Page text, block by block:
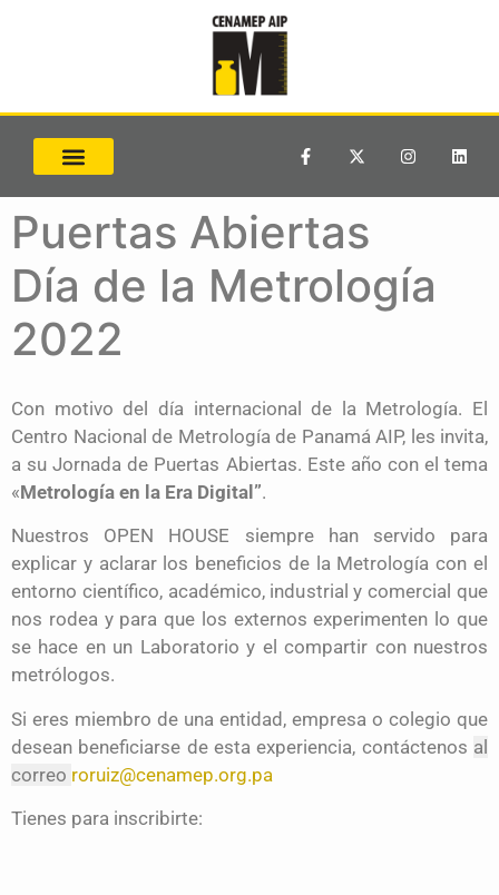
Puertas Abiertas
Día de la Metrología
2022
Con motivo del día internacional de la Metrología. El
Centro Nacional de Metrología de Panamá AIP, les invita,
a su Jornada de Puertas Abiertas. Este año con el tema
«Metrología en la Era Digital”.
Nuestros OPEN HOUSE siempre han servido para
explicar y aclarar los beneficios de la Metrología con el
entorno científico, académico, industrial y comercial que
nos rodea y para que los externos experimenten lo que
se hace en un Laboratorio y el compartir con nuestros
metrólogos.
Si eres miembro de una entidad, empresa o colegio que
desean beneficiarse de esta experiencia, contáctenos al
correo roruiz@cenamep.org.pa
Tienes para inscribirte: